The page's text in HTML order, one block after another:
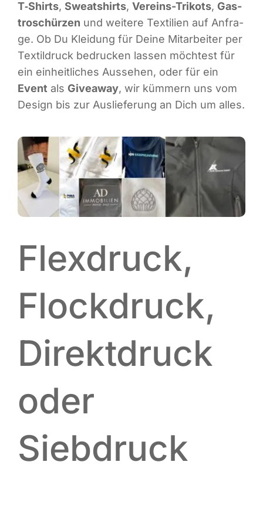
Infor­ma­ti­ves
Maga­zin
T‑Shirts, Sweat­shirts, Ver­eins-Tri­kots, Gas­
tro­schür­zen und wei­te­re Tex­ti­li­en auf Anfra­
ge. Ob Du Klei­dung für Dei­ne Mit­ar­bei­ter per
Tex­til­druck bedru­cken las­sen möch­test für
ein ein­heit­li­ches Aus­se­hen, oder für ein
Event als Givea­way, wir küm­mern uns vom
Design bis zur Aus­lie­fe­rung an Dich um alles.
Flexdruck,
Flockdruck,
Direktdruck
oder
Siebdruck